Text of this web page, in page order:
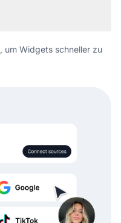
um Widgets schneller zu